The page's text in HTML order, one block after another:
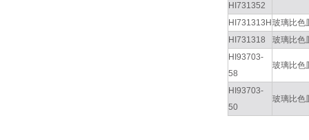
HI731352
HI731313H 玻璃比色
HI731318
玻璃比色
HI93703-
58
玻璃比色
HI93703-
50
玻璃比色